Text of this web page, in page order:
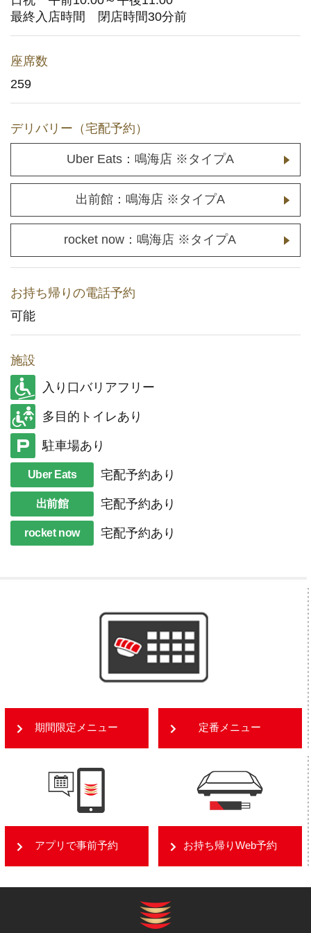
メディア取材に関するお問い合わせ
(YouTuberの方もこちら)
店舗用地に関するお問い合わせ
企業情報
最終入店時間 閉店時間30分前
座席数
259
デリバリー（宅配予約）
Uber Eats：鳴海店 ※タイプA
出前館：鳴海店 ※タイプA
rocket now：鳴海店 ※タイプA
お持ち帰りの電話予約
可能
施設
入り口バリアフリー
多目的トイレあり
駐車場あり
Uber Eats 宅配予約あり
出前館 宅配予約あり
rocket now 宅配予約あり
期間限定メニュー 定番メニュー
アプリで事前予約 お持ち帰りWeb予約